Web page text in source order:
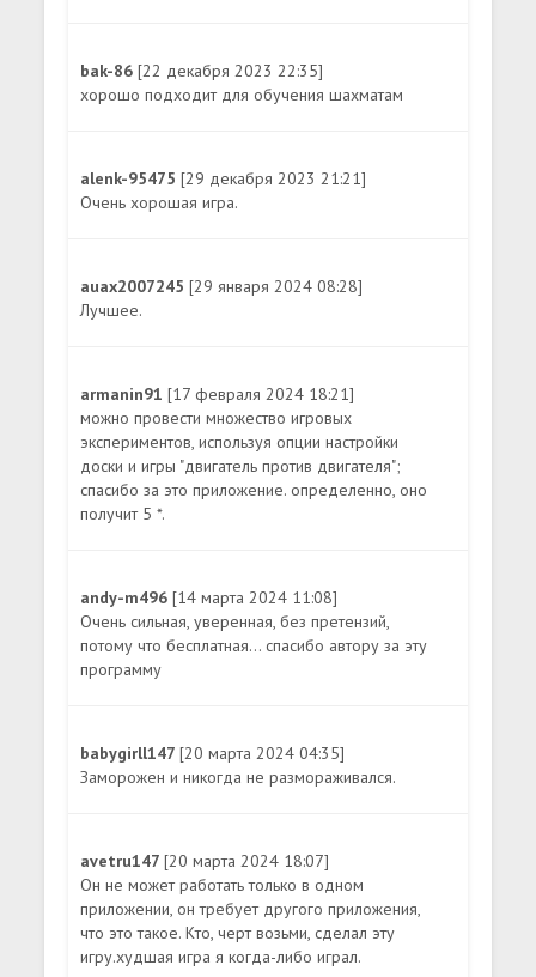
bak-86[22 декабря 2023 22:35]
хорошо подходит для обучения шахматам
alenk-95475[29 декабря 2023 21:21]
Очень хорошая игра.
auax2007245[29 января 2024 08:28]
Лучшее.
armanin91[17 февраля 2024 18:21]
можно провести множество игровых
экспериментов, используя опции настройки
доски и игры "двигатель против двигателя";
спасибо за это приложение. определенно, оно
получит 5 *.
andy-m496[14 марта 2024 11:08]
Очень сильная, уверенная, без претензий,
потому что бесплатная... спасибо автору за эту
программу
babygirll147[20 марта 2024 04:35]
Заморожен и никогда не размораживался.
avetru147[20 марта 2024 18:07]
Он не может работать только в одном
приложении, он требует другого приложения,
что это такое. Кто, черт возьми, сделал эту
игру.худшая игра я когда-либо играл.